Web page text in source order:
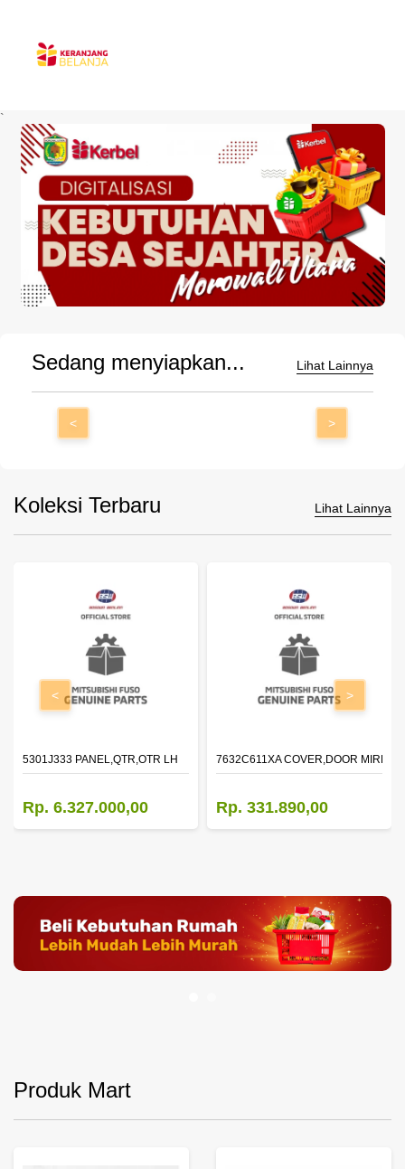
`
Sedang menyiapkan... Lihat Lainnya
< >
Koleksi Terbaru Lihat Lainnya
5301J333 PANEL,QTR,OTR LH
Rp. 6.327.000,00
7632C611XA COVER,DOOR
Rp. 331.890,00
< >
Produk Mart